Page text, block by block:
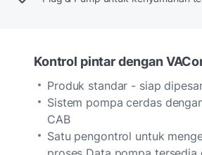
Kontrol pintar dengan
Produk standar - siap
Sistem pompa cerdas
CAB
Satu pengontrol untuk